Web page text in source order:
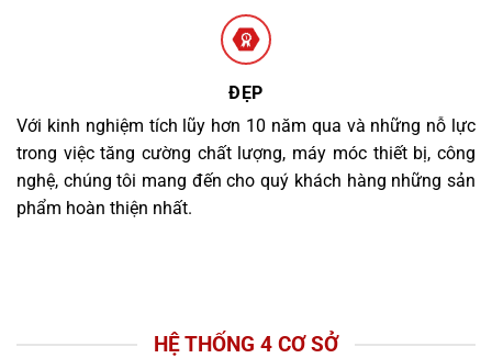
ĐẸP
Với kinh nghiệm tích lũy hơn 10 năm qua và những nỗ lực
trong việc tăng cường chất lượng, máy móc thiết bị, công
nghệ, chúng tôi mang đến cho quý khách hàng những sản
phẩm hoàn thiện nhất.
HỆ THỐNG 4 CƠ SỞ